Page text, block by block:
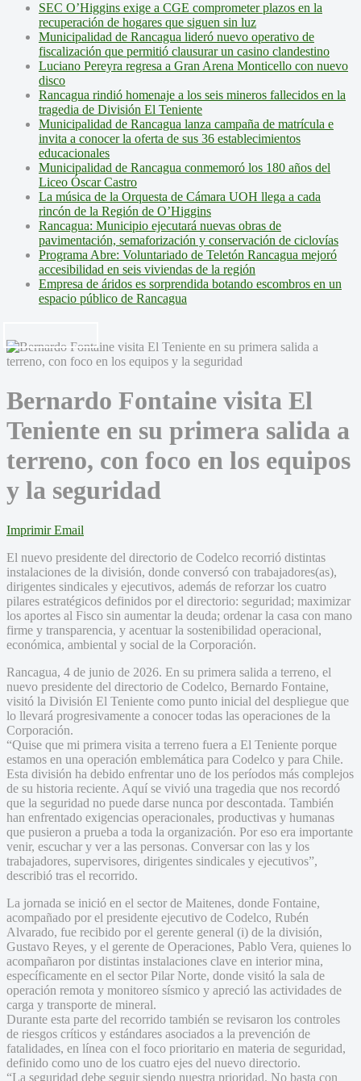
SEC O’Higgins exige a CGE comprometer plazos en la
recuperación de hogares que siguen sin luz
Municipalidad de Rancagua lideró nuevo operativo de
fiscalización que permitió clausurar un casino clandestino
Luciano Pereyra regresa a Gran Arena Monticello con nuevo
disco
Rancagua rindió homenaje a los seis mineros fallecidos en la
tragedia de División El Teniente
Municipalidad de Rancagua lanza campaña de matrícula e
invita a conocer la oferta de sus 36 establecimientos
educacionales
Municipalidad de Rancagua conmemoró los 180 años del
Liceo Óscar Castro
La música de la Orquesta de Cámara UOH llega a cada
rincón de la Región de O’Higgins
Rancagua: Municipio ejecutará nuevas obras de
pavimentación, semaforización y conservación de ciclovías
Programa Abre: Voluntariado de Teletón Rancagua mejoró
accesibilidad en seis viviendas de la región
Empresa de áridos es sorprendida botando escombros en un
espacio público de Rancagua
Bernardo Fontaine visita El
Teniente en su primera salida a
terreno, con foco en los equipos
y la seguridad
Imprimir Email
El nuevo presidente del directorio de Codelco recorrió distintas
instalaciones de la división, donde conversó con trabajadores(as),
dirigentes sindicales y ejecutivos, además de reforzar los cuatro
pilares estratégicos definidos por el directorio: seguridad; maximizar
los aportes al Fisco sin aumentar la deuda; ordenar la casa con mano
firme y transparencia, y acentuar la sostenibilidad operacional,
económica, ambiental y social de la Corporación.
Rancagua, 4 de junio de 2026. En su primera salida a terreno, el
nuevo presidente del directorio de Codelco, Bernardo Fontaine,
visitó la División El Teniente como punto inicial del despliegue que
lo llevará progresivamente a conocer todas las operaciones de la
Corporación.
“Quise que mi primera visita a terreno fuera a El Teniente porque
estamos en una operación emblemática para Codelco y para Chile.
Esta división ha debido enfrentar uno de los períodos más complejos
de su historia reciente. Aquí se vivió una tragedia que nos recordó
que la seguridad no puede darse nunca por descontada. También
han enfrentado exigencias operacionales, productivas y humanas
que pusieron a prueba a toda la organización. Por eso era importante
venir, escuchar y ver a las personas. Conversar con las y los
trabajadores, supervisores, dirigentes sindicales y ejecutivos”,
describió tras el recorrido.
La jornada se inició en el sector de Maitenes, donde Fontaine,
acompañado por el presidente ejecutivo de Codelco, Rubén
Alvarado, fue recibido por el gerente general (i) de la división,
Gustavo Reyes, y el gerente de Operaciones, Pablo Vera, quienes lo
acompañaron por distintas instalaciones clave en interior mina,
específicamente en el sector Pilar Norte, donde visitó la sala de
operación remota y monitoreo sísmico y apreció las actividades de
carga y transporte de mineral.
Durante esta parte del recorrido también se revisaron los controles
de riesgos críticos y estándares asociados a la prevención de
fatalidades, en línea con el foco prioritario en materia de seguridad,
definido como uno de los cuatro ejes del nuevo directorio.
“La seguridad debe seguir siendo nuestra prioridad. No basta con